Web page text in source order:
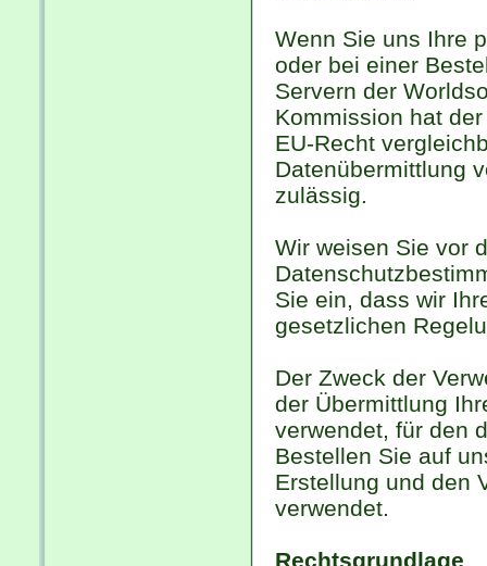
Wenn Sie uns Ihre
oder bei einer
Servern der
Kommission hat
EU-Recht
Datenübermittlung
zulässig.
Wir weisen Sie vor
Sie ein, dass wir
gesetzlichen
Der Zweck der
der Übermittlung
verwendet, für den
Bestellen Sie auf
Erstellung und den
verwendet.
Rechtsgrundlage